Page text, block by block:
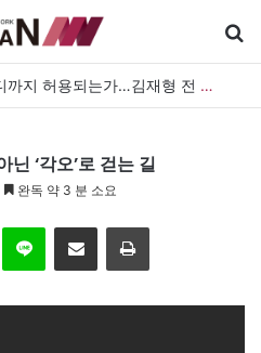
[출판] 표현의 자유는 어디까지 허용되는가…김재형 전 대법관 ‘언론과 인격권’
닌 ‘각오’로 걷는 길
완독 약 3 분 소요
Telegram 이메일